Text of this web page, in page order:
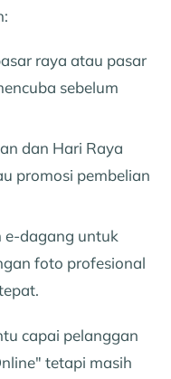
raya atau pasar
sebelum
dan Hari Raya
promosi pembelian
dagang untuk
foto profesional
capai pelanggan
tetapi masih